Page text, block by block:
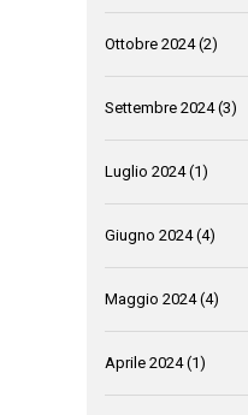
Ottobre 2024(2)
Settembre 2024(3)
Luglio 2024(1)
Giugno 2024(4)
Maggio 2024(4)
Aprile 2024(1)